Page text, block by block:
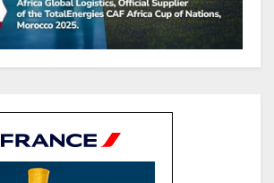
des recettes budgétaires
(Rapport)
Société : Vives polémiques sur
de la communauté Babongo
Gabon : AGL confirme son